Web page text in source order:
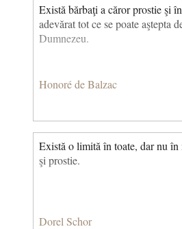
Există bărbaţi a căror prostie şi
adevărat tot ce se poate aştepta
Dumnezeu.
Honoré de Balzac
Există o limită în toate, dar nu în
şi prostie.
Dorel Schor